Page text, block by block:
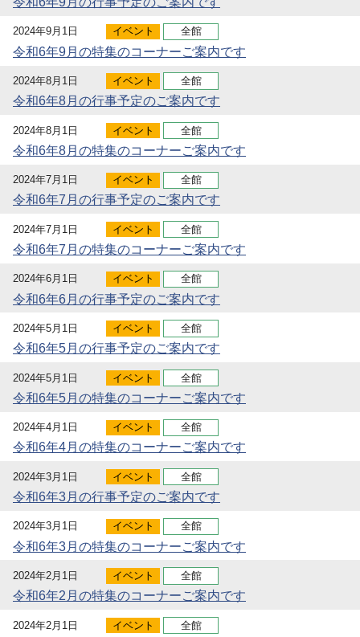
2024年9月1日 イベント 全館
令和6年9月の特集のコーナーご案内です
2024年8月1日 イベント 全館
令和6年8月の行事予定のご案内です
2024年8月1日 イベント 全館
令和6年8月の特集のコーナーご案内です
2024年7月1日 イベント 全館
令和6年7月の行事予定のご案内です
2024年7月1日 イベント 全館
令和6年7月の特集のコーナーご案内です
2024年6月1日 イベント 全館
令和6年6月の行事予定のご案内です
2024年5月1日 イベント 全館
令和6年5月の行事予定のご案内です
2024年5月1日 イベント 全館
令和6年5月の特集のコーナーご案内です
2024年4月1日 イベント 全館
令和6年4月の特集のコーナーご案内です
2024年3月1日 イベント 全館
令和6年3月の行事予定のご案内です
2024年3月1日 イベント 全館
令和6年3月の特集のコーナーご案内です
2024年2月1日 イベント 全館
令和6年2月の特集のコーナーご案内です
2024年2月1日 イベント 全館